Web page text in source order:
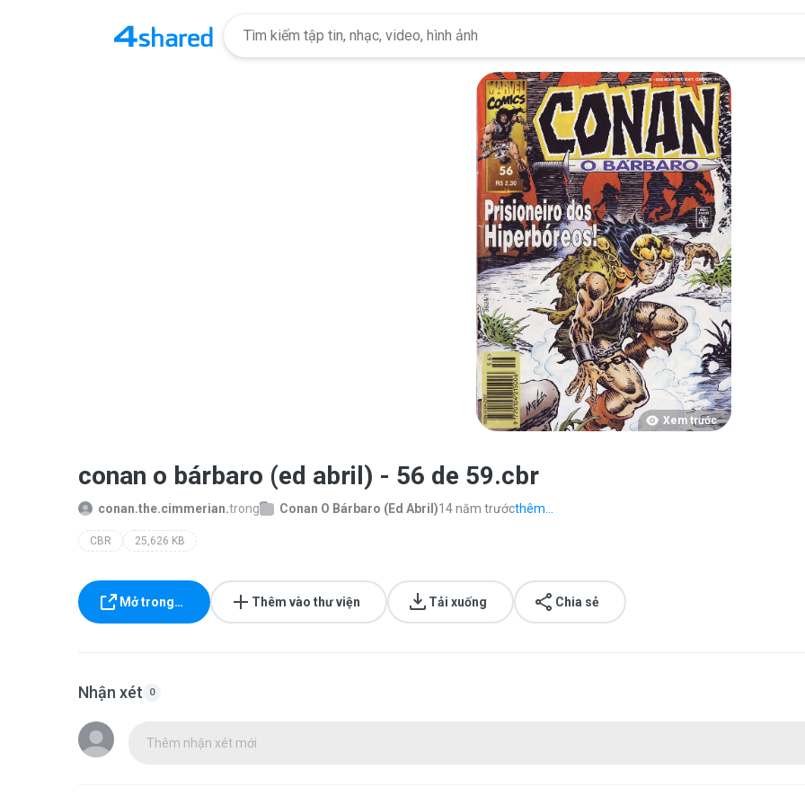
Xem trước
conan o bárbaro (ed abril) - 56 de 59.cbr
conan.the.cimmerian.trong Conan O Bárbaro (Ed Abril)14 năm trướcthêm...
CBR 25,626 KB
Mở trong… Thêm vào thư viện Tải xuống Chia sẻ
Nhận xét 0
Thêm nhận xét mới